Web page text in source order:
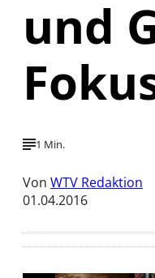
und
1 Min.
Von WTV Redaktion
01.04.2016